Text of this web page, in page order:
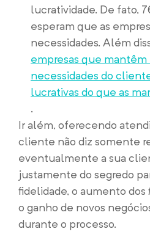
lucratividade. De fato,
esperam que as
necessidades. Além
empresas que mantêm
necessidades do
lucrativas do que as
.
Ir além, oferecendo
cliente não diz somente
eventualmente a sua
justamente do segredo
fidelidade, o aumento dos
o ganho de novos
durante o processo.